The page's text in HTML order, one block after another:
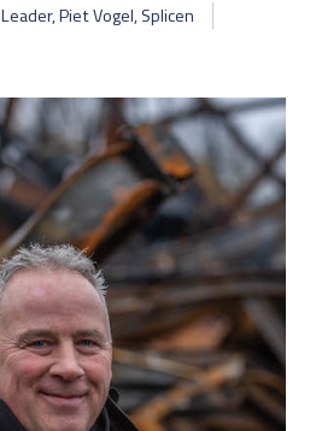
Leader,Piet Vogel,Splicen